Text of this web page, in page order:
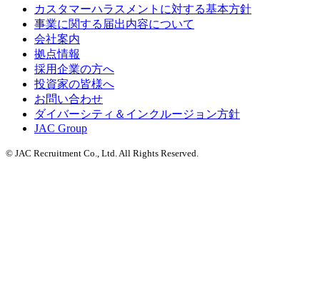
カスタマーハラスメントに対する基本方針
事業に関する届出内容について
会社案内
拠点情報
採用企業の方へ
投資家の皆様へ
お問い合わせ
ダイバーシティ＆インクルージョン方針
JAC Group
© JAC Recruitment Co., Ltd. All Rights Reserved.